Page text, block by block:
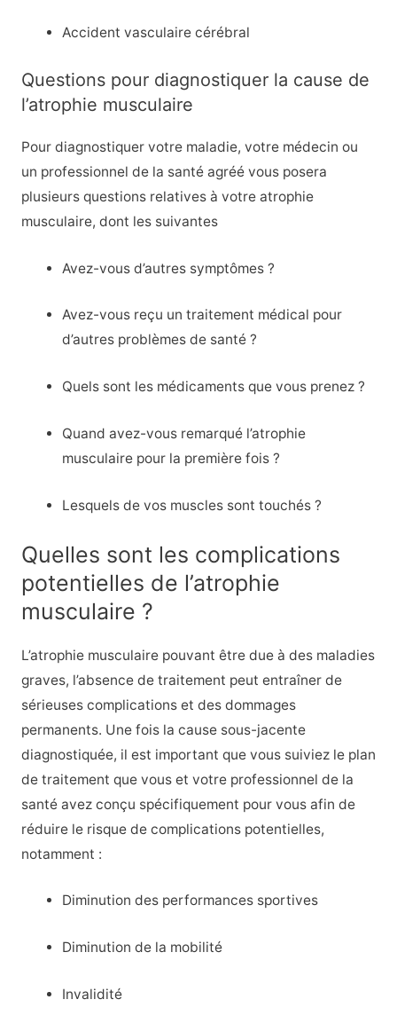
Accident vasculaire cérébral
Questions pour diagnostiquer la cause de
l’atrophie musculaire
Pour diagnostiquer votre maladie, votre médecin ou
un professionnel de la santé agréé vous posera
plusieurs questions relatives à votre atrophie
musculaire, dont les suivantes
Avez-vous d’autres symptômes ?
Avez-vous reçu un traitement médical pour
d’autres problèmes de santé ?
Quels sont les médicaments que vous prenez ?
Quand avez-vous remarqué l’atrophie
musculaire pour la première fois ?
Lesquels de vos muscles sont touchés ?
Quelles sont les complications
potentielles de l’atrophie
musculaire ?
L’atrophie musculaire pouvant être due à des maladies
graves, l’absence de traitement peut entraîner de
sérieuses complications et des dommages
permanents. Une fois la cause sous-jacente
diagnostiquée, il est important que vous suiviez le plan
de traitement que vous et votre professionnel de la
santé avez conçu spécifiquement pour vous afin de
réduire le risque de complications potentielles,
notamment :
Diminution des performances sportives
Diminution de la mobilité
Invalidité